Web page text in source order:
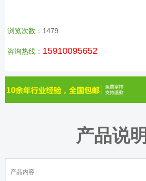
浏览次数： 1479
咨询热线： 15910095652
产品说明
产品内容